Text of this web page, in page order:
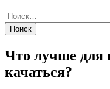
Что лучше для
качаться?